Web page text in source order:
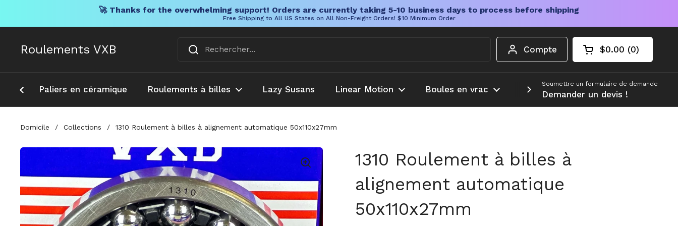
🚀 Thanks for the overwhelming support! Orders are currently taking 5-10 business days to process before shipping
Free Shipping to All US States on All Non-Freight Orders! $10 Minimum Order
Roulements VXB Compte Chariot ouvert
Total du panier :
$0.00 0
produits dans
Paliers en céramique Roulements à billes Lazy Susans Linear Motion Boules en vrac Plus d'informations
Soumettre un formulaire de demande
Demander un devis !
Domicile / Collections / 1310 Roulement à billes à alignement automatique 50x110x27mm
1310 Roulement à billes à
alignement automatique
50x110x27mm